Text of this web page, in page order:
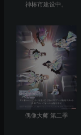
神椿市建设中。
偶像大师 第二季